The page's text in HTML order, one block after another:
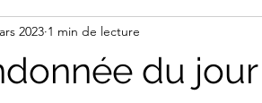
Ville Émard Musées
du
2023 1 min de lecture